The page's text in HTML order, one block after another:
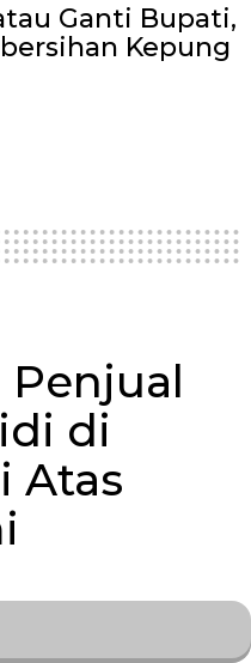
Ganti Bupati,
Kepung
di
Atas